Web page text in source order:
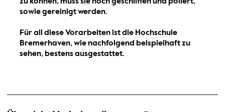
sowie gereinigt werden.
Für all diese Vorarbeiten ist die Hochschule
Bremerhaven, wie nachfolgend beispielhaft zu
sehen, bestens ausgestattet.